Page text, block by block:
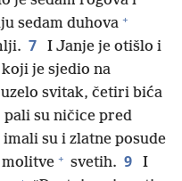
sedam duhova +
7
I Janje je otišlo i
je sjedio na
svitak, četiri bića
pali su ničice pred
imali su i zlatne posude
+ svetih. 9
I